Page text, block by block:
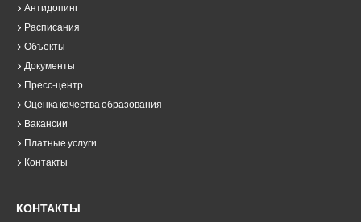
Антидопинг
Расписания
Объекты
Документы
Пресс-центр
Оценка качества образования
Вакансии
Платные услуги
Контакты
КОНТАКТЫ